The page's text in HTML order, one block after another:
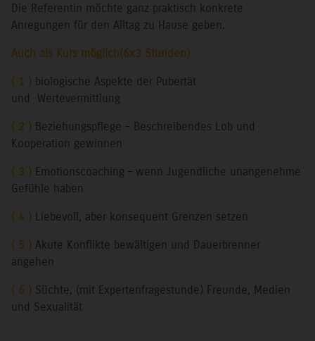
Die Referentin möchte ganz praktisch konkrete
Anregungen für den Alltag zu Hause geben.
Auch als Kurs möglich(6x3 Stunden)
( 1 ) biologische Aspekte der Pubertät
und Wertevermittlung
( 2 ) Beziehungspflege - Beschreibendes Lob und
Kooperation gewinnen
( 3 ) Emotionscoaching – wenn Jugendliche unangenehme
Gefühle haben
( 4 ) Liebevoll, aber konsequent Grenzen setzen
( 5 ) Akute Konflikte bewältigen und Dauerbrenner
angehen
( 6 ) Süchte, (mit Expertenfragestunde) Freunde, Medien
und Sexualität